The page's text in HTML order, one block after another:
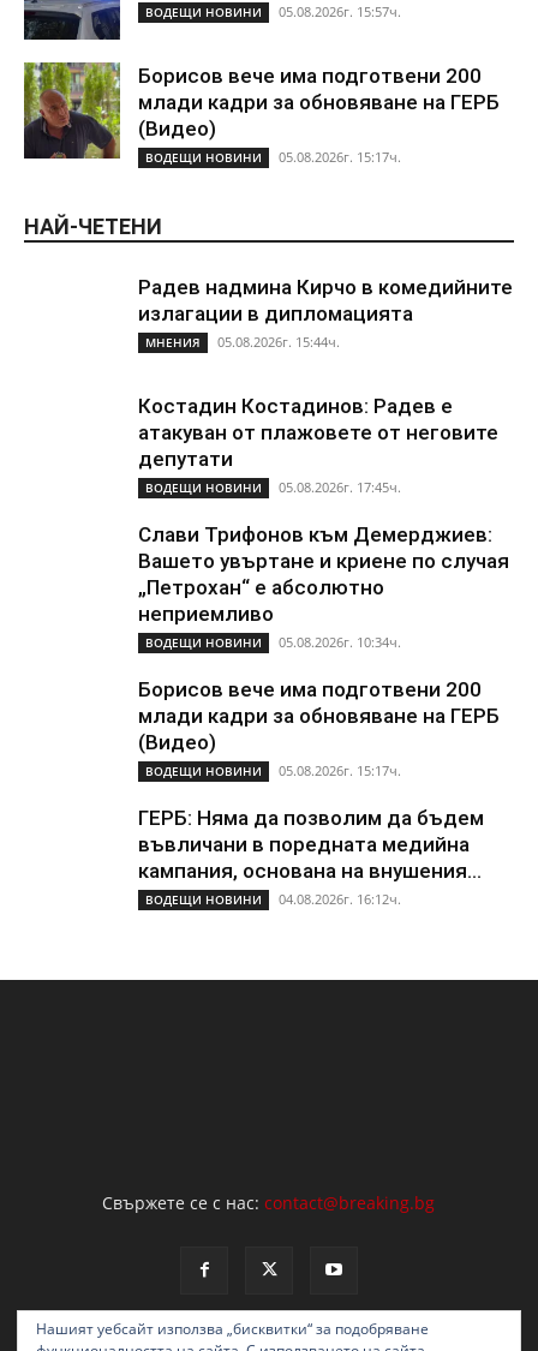
ВОДЕЩИ НОВИНИ 05.08.2026г. 15:57ч.
Борисов вече има подготвени 200
млади кадри за обновяване на ГЕРБ
(Видео)
ВОДЕЩИ НОВИНИ 05.08.2026г. 15:17ч.
НАЙ-ЧЕТЕНИ
Радев надмина Кирчо в комедийните
излагации в дипломацията
МНЕНИЯ 05.08.2026г. 15:44ч.
Костадин Костадинов: Радев е
атакуван от плажoвете от неговите
депутати
ВОДЕЩИ НОВИНИ 05.08.2026г. 17:45ч.
Слави Трифонов към Демерджиев:
Вашето увъртане и криене по случая
„Петрохан“ е абсолютно
неприемливо
ВОДЕЩИ НОВИНИ 05.08.2026г. 10:34ч.
Борисов вече има подготвени 200
млади кадри за обновяване на ГЕРБ
(Видео)
ВОДЕЩИ НОВИНИ 05.08.2026г. 15:17ч.
ГЕРБ: Няма да позволим да бъдем
въвличани в поредната медийна
кампания, основана на внушения...
ВОДЕЩИ НОВИНИ 04.08.2026г. 16:12ч.
Свържете се с нас:contact@breaking.bg
Нашият уебсайт използва „бисквитки“ за подобряване